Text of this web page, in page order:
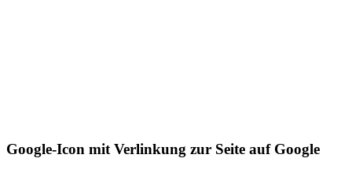
Google-Icon mit Verlinkung zur Seite auf Google